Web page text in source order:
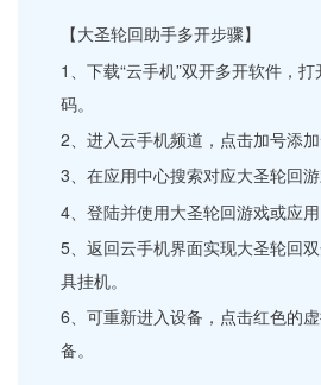
【大圣轮回助手多开步骤】
1、下载“云手机”双开多开软件，
码。
2、进入云手机频道，点击加号添加
3、在应用中心搜索对应大圣轮回游
4、登陆并使用大圣轮回游戏或应用
5、返回云手机界面实现大圣轮回
具挂机。
6、可重新进入设备，点击红色的
备。